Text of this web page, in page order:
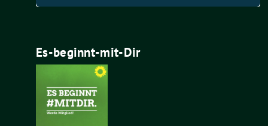
Es-beginnt-mit-Dir